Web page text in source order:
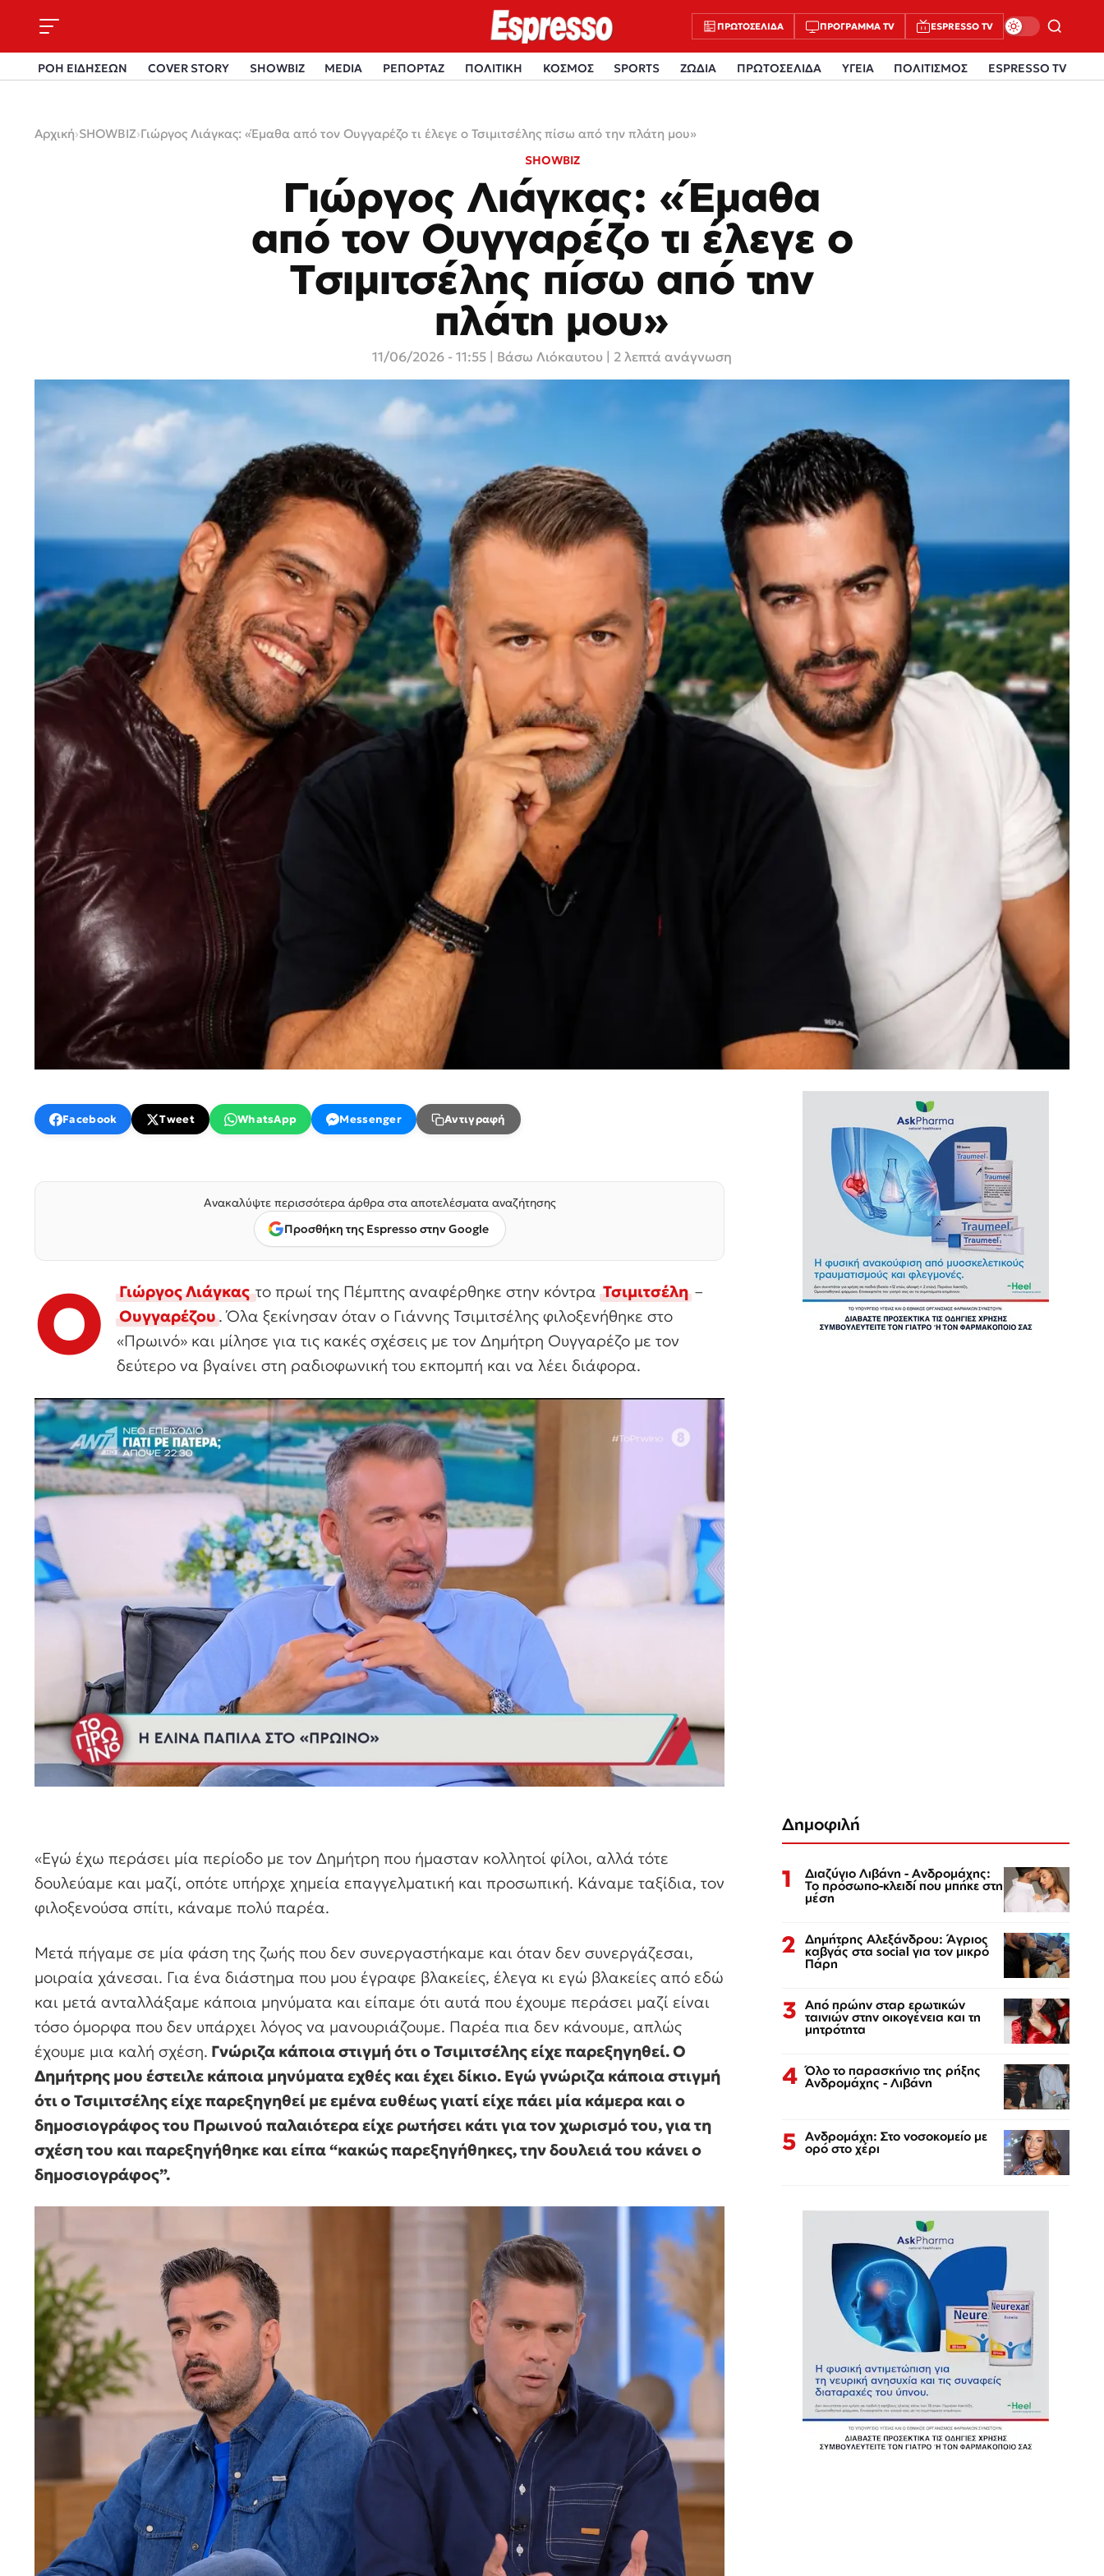
ΠΡΩΤΟΣΈΛΙΔΑ ΠΡΌΓΡΑΜΜΑ TV ESPRESSO TV
ΡΟΗ ΕΙΔΗΣΕΩΝ COVER STORY SHOWBIZ MEDIA ΡΕΠΟΡΤΑΖ ΠΟΛΙΤΙΚΗ ΚΟΣΜΟΣ SPORTS ΖΩΔΙΑ ΠΡΩΤΟΣΕΛΙΔΑ ΥΓΕΙΑ ΠΟΛΙΤΙΣΜΟΣ ESPRESSO TV
Αρχική›SHOWBIZ›Γιώργος Λιάγκας: «Έμαθα από τον Ουγγαρέζο τι έλεγε ο Τσιμιτσέλης πίσω από την πλάτη μου»
SHOWBIZ
Γιώργος Λιάγκας: «Έμαθα
από τον Ουγγαρέζο τι έλεγε ο
Τσιμιτσέλης πίσω από την
πλάτη μου»
11/06/2026 - 11:55 Βάσω Λιόκαυτου | 2 λεπτά ανάγνωση
Facebook Tweet WhatsApp Messenger Αντιγραφή
Ανακαλύψτε περισσότερα άρθρα στα αποτελέσματα αναζήτησης
Προσθήκη της Espresso στην Google
Ο Γιώργος Λιάγκας το πρωί της Πέμπτης αναφέρθηκε στην κόντραΤσιμιτσέλη–
Ουγγαρέζου. Όλα ξεκίνησαν όταν ο Γιάννης Τσιμιτσέλης φιλοξενήθηκε στο
«Πρωινό» και μίλησε για τις κακές σχέσεις με τον Δημήτρη Ουγγαρέζο με τον
δεύτερο να βγαίνει στη ραδιοφωνική του εκπομπή και να λέει διάφορα.
«Εγώ έχω περάσει μία περίοδο με τον Δημήτρη που ήμασταν κολλητοί φίλοι, αλλά τότε
δουλεύαμε και μαζί, οπότε υπήρχε χημεία επαγγελματική και προσωπική. Κάναμε ταξίδια, τον
φιλοξενούσα σπίτι, κάναμε πολύ παρέα.
Μετά πήγαμε σε μία φάση της ζωής που δεν συνεργαστήκαμε και όταν δεν συνεργάζεσαι,
μοιραία χάνεσαι. Για ένα διάστημα που μου έγραφε βλακείες, έλεγα κι εγώ βλακείες από εδώ
και μετά ανταλλάξαμε κάποια μηνύματα και είπαμε ότι αυτά που έχουμε περάσει μαζί είναι
τόσο όμορφα που δεν υπάρχει λόγος να μανουριάζουμε. Παρέα πια δεν κάνουμε, απλώς
έχουμε μια καλή σχέση. Γνώριζα κάποια στιγμή ότι ο Τσιμιτσέλης είχε παρεξηγηθεί. Ο
Δημήτρης μου έστειλε κάποια μηνύματα εχθές και έχει δίκιο. Εγώ γνώριζα κάποια στιγμή
ότι ο Τσιμιτσέλης είχε παρεξηγηθεί με εμένα ευθέως γιατί είχε πάει μία κάμερα και ο
δημοσιογράφος του Πρωινού παλαιότερα είχε ρωτήσει κάτι για τον χωρισμό του, για τη
σχέση του και παρεξηγήθηκε και είπα “κακώς παρεξηγήθηκες, την δουλειά του κάνει ο
δημοσιογράφος”.
Δημοφιλή
1 Διαζύγιο Λιβάνη - Ανδρομάχης:
Το πρόσωπο-κλειδί που μπήκε στη
μέση
2 Δημήτρης Αλεξάνδρου: Άγριος
καβγάς στα social για τον μικρό
Πάρη
3 Από πρώην σταρ ερωτικών
ταινιών στην οικογένεια και τη
μητρότητα
4 Όλο το παρασκήνιο της ρήξης
Ανδρομάχης - Λιβάνη
5 Ανδρομάχη: Στο νοσοκομείο με
ορό στο χέρι